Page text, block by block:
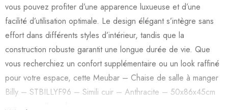
vous pouvez profiter d’une apparence luxueuse et d’une
facilité d’utilisation optimale. Le design élégant s’intègre sans
effort dans différents styles d’intérieur, tandis que la
construction robuste garantit une longue durée de vie. Que
vous recherchiez un confort supplémentaire ou un look raffiné
pour votre espace, cette Meubar – Chaise de salle à manger
Billy – STBILLYF96 – Simili cuir – Anthracite – 50x86x45cm